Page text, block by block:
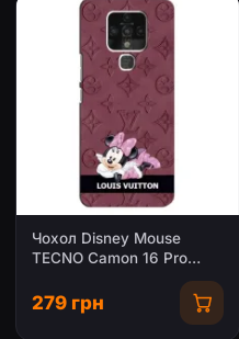
Чохол Disney Mouse
TECNO Camon 16 Pro
279 грн